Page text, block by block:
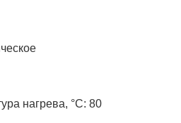
нагрева, °C: 80